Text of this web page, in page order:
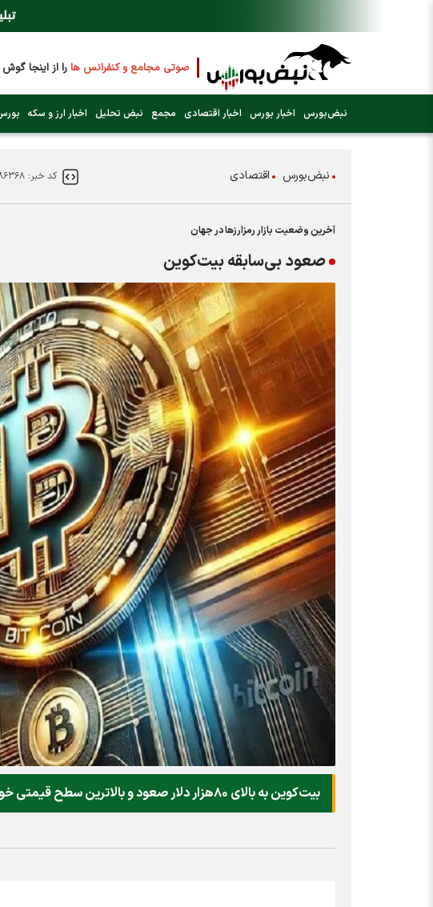
فایل صوتی مجامع و کنفرانس هارا از اینجا گوش
عرضه اولیه بعدی کدام نماد است؟ (کلیک کنید) نبض‌بورس اخبار بورس اخبار اقتصادی مجمع نبض تحلیل اخبار ارز و سکه
نبض‌بورس اقتصادی کد خبر: ۸۶۳۶۸
آخرین وضعیت بازار رمزارزها در جهان
صعود بی‌سابقه بیت‌کوین
بیت‌کوین به بالای ۸۰هزار دلار صعود و بالاترین سطح قیمتی خود را ثبت کرد.